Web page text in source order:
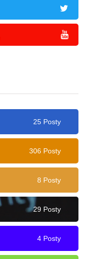
25 Posty
306 Posty
8 Posty
29 Posty
4 Posty